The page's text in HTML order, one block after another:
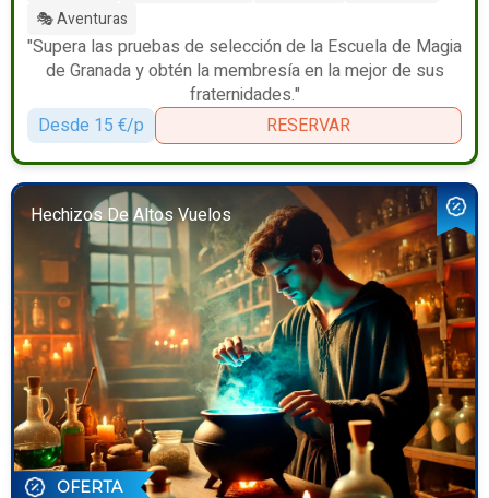
🎭 Aventuras
"Supera las pruebas de selección de la Escuela de Magia
de Granada y obtén la membresía en la mejor de sus
fraternidades."
Desde 15 €/p
RESERVAR
Hechizos De Altos Vuelos
OFERTA